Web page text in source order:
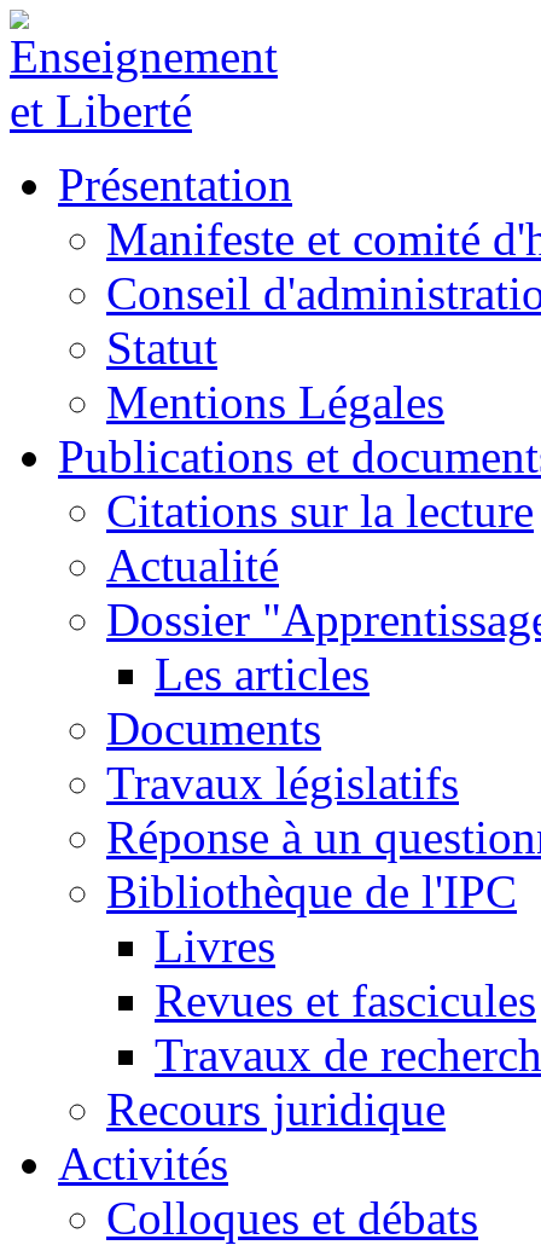
Présentation
Manifeste et comité
Conseil
Statut
Mentions Légales
Publications et
Citations sur la lecture
Actualité
Dossier
Les articles
Documents
Travaux législatifs
Réponse à un
Bibliothèque de l'IPC
Livres
Revues et fascicules
Travaux de
Recours juridique
Activités
Colloques et débats